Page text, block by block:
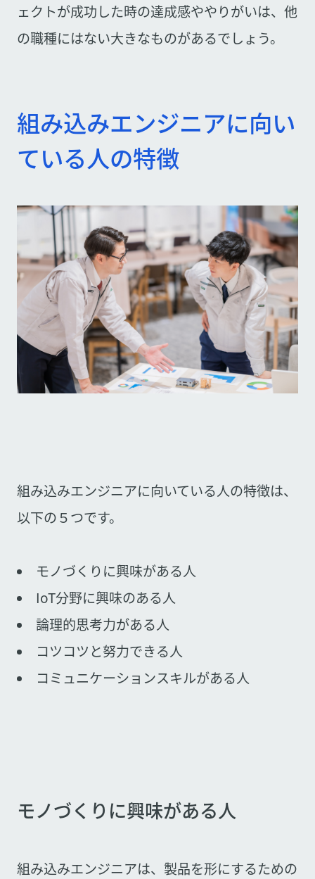
ェクトが成功した時の達成感ややりがいは、他
の職種にはない大きなものがあるでしょう。
組み込みエンジニアに向い
ている人の特徴
組み込みエンジニアに向いている人の特徴は、
以下の５つです。
モノづくりに興味がある人
IoT分野に興味のある人
論理的思考力がある人
コツコツと努力できる人
コミュニケーションスキルがある人
モノづくりに興味がある人
組み込みエンジニアは、製品を形にするための